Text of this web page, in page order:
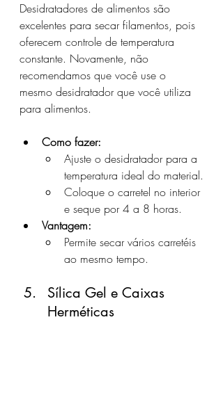
Desidratadores de alimentos são
excelentes para secar filamentos, pois
oferecem controle de temperatura
constante. Novamente, não
recomendamos que você use o
mesmo desidratador que você utiliza
para alimentos.
Como fazer:
Ajuste o desidratador para a
temperatura ideal do material.
Coloque o carretel no interior
e seque por 4 a 8 horas.
Vantagem:
Permite secar vários carretéis
ao mesmo tempo.
Sílica Gel e Caixas
Herméticas